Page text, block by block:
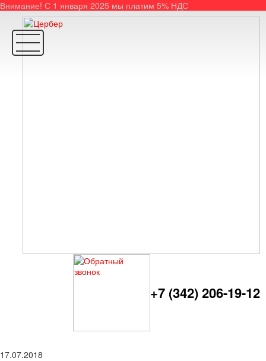
Внимание! С 1 января 2025 мы платим 5% НДС
+7 (342) 206-19-12
17.07.2018